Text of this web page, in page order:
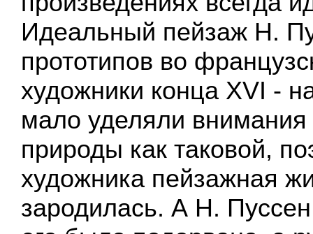
Идеальный пейзаж Н.
прототипов во
художники конца XVI -
мало уделяли
природы как таковой,
художника пейзажная
зародилась. А Н.